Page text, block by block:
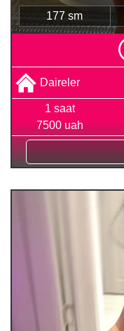
177 sm
Daireler
1 saat
7500 uah